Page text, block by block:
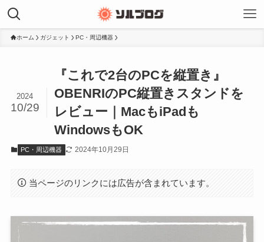
ホーム ガジェット PC・周辺機器
『これで2台のPCを縦置き』
OBENRIのPC縦置きスタンドを
レビュー｜MacもiPadも
WindowsもOK
2024
10/29
PC・周辺機器 2024年10月29日
当ページのリンクには広告が含まれています。